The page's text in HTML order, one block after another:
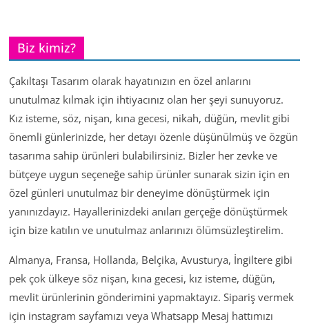
Biz kimiz?
Çakıltaşı Tasarım olarak hayatınızın en özel anlarını
unutulmaz kılmak için ihtiyacınız olan her şeyi sunuyoruz.
Kız isteme, söz, nişan, kına gecesi, nikah, düğün, mevlit gibi
önemli günlerinizde, her detayı özenle düşünülmüş ve özgün
tasarıma sahip ürünleri bulabilirsiniz. Bizler her zevke ve
bütçeye uygun seçeneğe sahip ürünler sunarak sizin için en
özel günleri unutulmaz bir deneyime dönüştürmek için
yanınızdayız. Hayallerinizdeki anıları gerçeğe dönüştürmek
için bize katılın ve unutulmaz anlarınızı ölümsüzleştirelim.
Almanya, Fransa, Hollanda, Belçika, Avusturya, İngiltere gibi
pek çok ülkeye söz nişan, kına gecesi, kız isteme, düğün,
mevlit ürünlerinin gönderimini yapmaktayız. Sipariş vermek
için instagram sayfamızı veya Whatsapp Mesaj hattımızı